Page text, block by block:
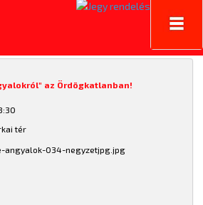
az Ördögkatlanban!
tér